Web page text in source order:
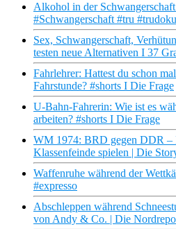
Alkohol in der
#Schwangerschaft #tru
Sex, Schwangerschaft,
testen neue Alternativen I 37
Fahrlehrer: Hattest du schon
Fahrstunde? #shorts I Die Frage
U-Bahn-Fahrerin: Wie ist es
arbeiten? #shorts I Die Frage
WM 1974: BRD gegen DDR –
Klassenfeinde spielen | Die
Waffenruhe während der
#expresso
Abschleppen während
von Andy & Co. | Die